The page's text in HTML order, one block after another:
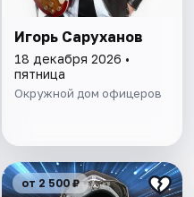
Игорь Саруханов
18 декабря 2026 •
пятница
Окружной дом офицеров
от 2 500 ₽